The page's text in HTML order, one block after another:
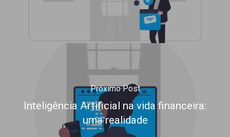
Próximo Post
Inteligência Artificial na vida financeira:
uma realidade